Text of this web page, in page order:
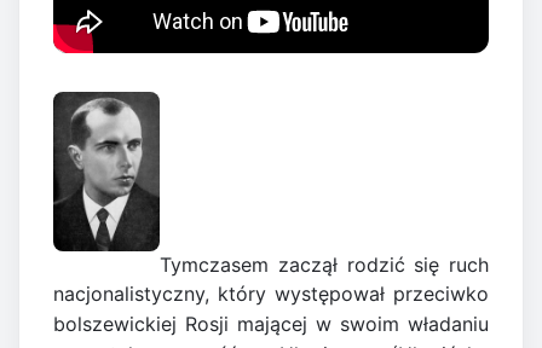
Tymczasem zaczął rodzić się ruch
nacjonalistyczny, który występował przeciwko
bolszewickiej Rosji mającej w swoim władaniu